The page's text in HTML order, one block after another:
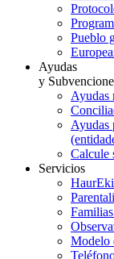
Pueblo
Ayudas
y
Ayudas
Ayudas
Calcule
Servicios
Modelo